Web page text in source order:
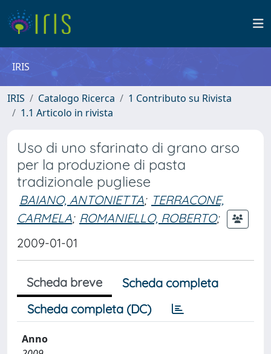
IRIS
IRIS Catalogo Ricerca
1 Contributo su Rivista
1.1 Articolo in rivista
Uso di uno sfarinato di grano arso
per la produzione di pasta
tradizionale pugliese
BAIANO, ANTONIETTA; TERRACONE,
CARMELA; ROMANIELLO, ROBERTO;
2009-01-01
Scheda breve
Scheda completa
Scheda completa (DC)
Anno